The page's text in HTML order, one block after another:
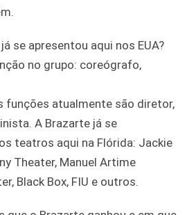
se apresentou aqui nos EUA?
no grupo: coreógrafo,
funções atualmente são diretor,
A Brazarte já se
teatros aqui na Flórida: Jackie
Theater, Manuel Artime
Black Box, FIU e outros.